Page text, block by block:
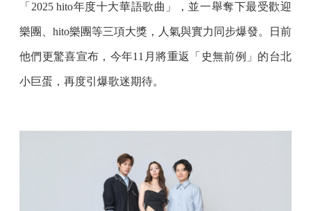
「2025 hito年度十大華語歌曲」，並一舉奪下最受歡迎
樂團、hito樂團等三項大獎，人氣與實力同步爆發。日前
他們更驚喜宣布，今年11月將重返「史無前例」的台北
小巨蛋，再度引爆歌迷期待。